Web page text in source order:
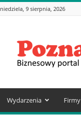
niedziela, 9 sierpnia, 2026
Wydarzenia Firmy